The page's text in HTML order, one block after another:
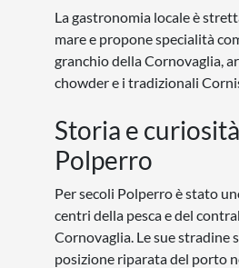
La gastronomia locale è
mare e propone specialità
granchio della Cornovaglia,
chowder e i tradizionali
Storia e
Polperro
Per secoli Polperro è stato
centri della pesca e del
Cornovaglia. Le sue stradine
posizione riparata del porto